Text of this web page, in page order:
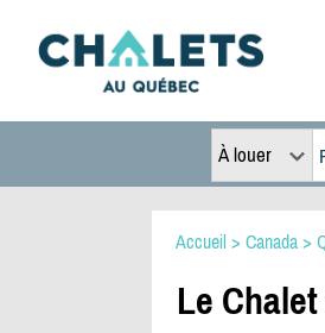
À louer
Accueil > Canada>
Le